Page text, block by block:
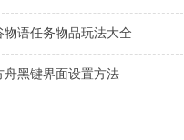
语任务物品玩法大全
舟黑键界面设置方法